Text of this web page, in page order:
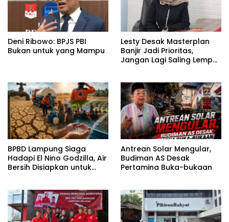
Deni Ribowo: BPJS PBI
Bukan untuk yang Mampu
Lesty Desak Masterplan
Banjir Jadi Prioritas,
Jangan Lagi Saling Lempar
BPBD Lampung Siaga
Hadapi El Nino Godzilla, Air
Bersih Disiapkan untuk
Antrean Solar Mengular,
Budiman AS Desak
Pertamina Buka-bukaan